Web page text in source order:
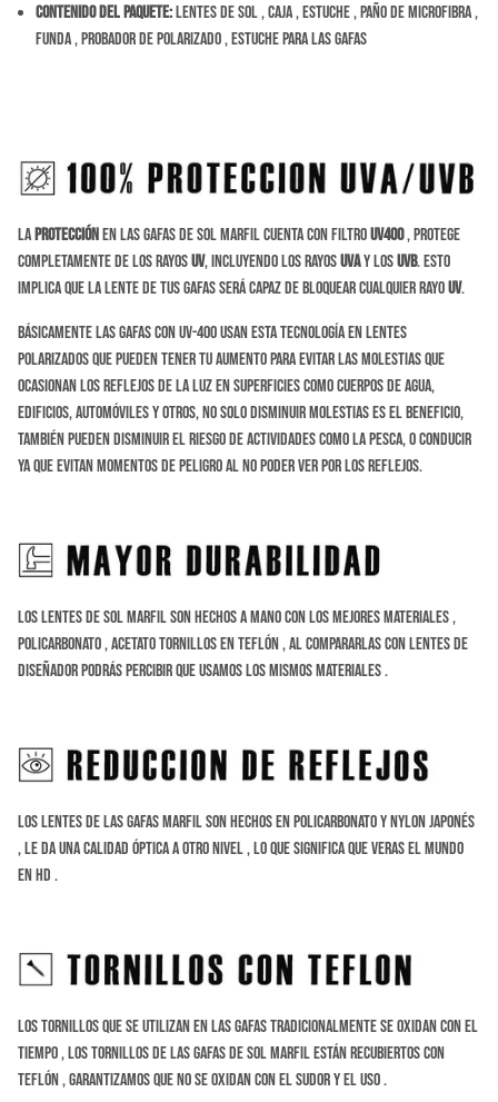
Contenido del Paquete:Lentes de sol , caja , estuche , paño de microfibra ,
funda , probador de polarizado , estuche para las gafas
Laprotecciónen las gafas de sol Marfil cuenta con filtroUV400, protege
completamente de los rayosUV, incluyendo los rayosUVAy losUVB. Esto
implica que la lente de tus gafas será capaz de bloquear cualquier rayoUV.
Básicamente las gafas con UV-400 usan esta tecnología en lentes
polarizados que pueden tener tu aumento para evitar las molestias que
ocasionan los reflejos de la luz en superficies como cuerpos de agua,
edificios, automóviles y otros, no solo disminuir molestias es el beneficio,
también pueden disminuir el riesgo de actividades como lapesca, o conducir
ya que evitan momentos de peligro al no poder ver por los reflejos.
Los Lentes de sol Marfil son hechos a Mano con los mejores materiales ,
Policarbonato , Acetato tornillos en Teflón , al compararlas con lentes de
diseñador podrás percibir que usamos los mismos materiales .
Los lentes de las gafas Marfil son hechos en Policarbonato y Nylon Japonés
, le da una calidad óptica a otro nivel , lo que significa que veras el mundo
en HD .
Los tornillos que se utilizan en las gafas tradicionalmente se oxidan con el
tiempo , los tornillos de las gafas de sol marfil están recubiertos con
teflón , Garantizamos que no se oxidan con el sudor y el uso .